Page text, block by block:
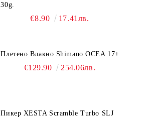
30g.
€8.90 17.41лв.
Плетено Влакно Shimano OCEA 17+
€129.90 254.06лв.
Пикер XESTA Scramble Turbo SLJ